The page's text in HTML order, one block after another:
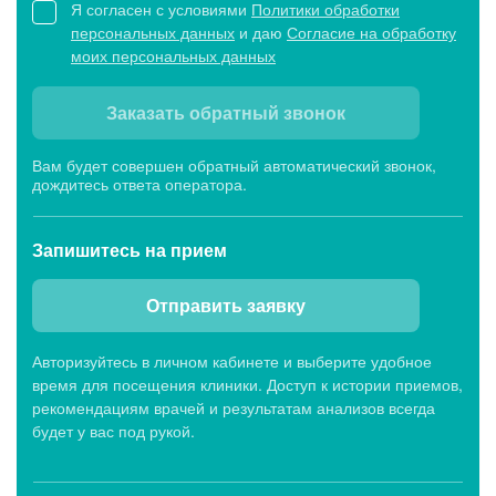
«МЕДСИ-Промедицина» на ул. Авроры, 18 в Уфе
Будни: c 8:00 до 21:00, Сб: c 8:00 до 18:00,
Клиника «МЕДСИ-Промедицина» на ул.
Вс: c 9:00 до 15:00
Я согласен с условиями Политики обработки
персональных данных и даю Согласие на обработку
моих персональных данных
Заказать обратный звонок
Вам будет совершен обратный автоматический звонок,
дождитесь ответа оператора.
Запишитесь на прием
Отправить заявку
Авторизуйтесь в личном кабинете и выберите удобное
время для посещения клиники. Доступ к истории приемов,
рекомендациям врачей и результатам анализов всегда
будет у вас под рукой.